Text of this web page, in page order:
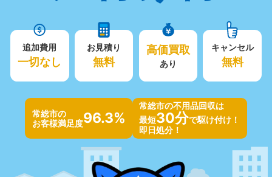
追加費用
一切なし
お見積り
無料
高価買取
あり
キャンセル
無料
常総市の
お客様満足度96.3%
常総市の不用品回収は
最短30分で駆け付け！
即日処分！